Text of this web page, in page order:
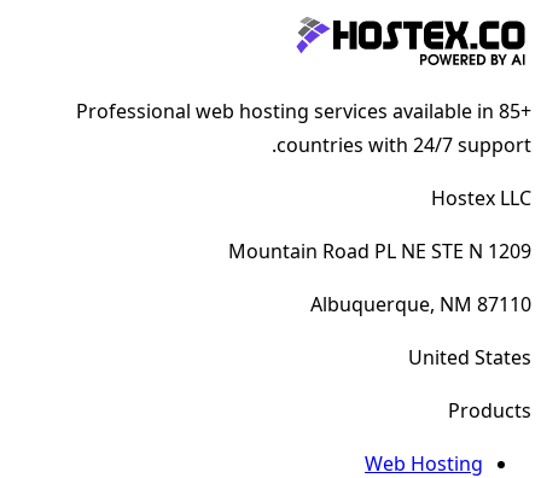
Professional web hosting services available in 85+
countries with 24/7 support.
Hostex LLC
1209 Mountain Road PL NE STE N
Albuquerque, NM 87110
United States
Products
Web Hosting